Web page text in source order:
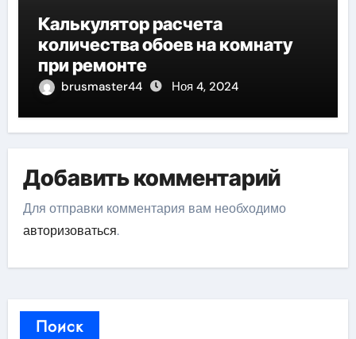
Калькулятор расчета
количества обоев на комнату
при ремонте
brusmaster44 Ноя 4, 2024
Добавить комментарий
Для отправки комментария вам необходимо
авторизоваться.
Поиск